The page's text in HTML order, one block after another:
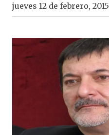
jueves 12 de febrero, 2015